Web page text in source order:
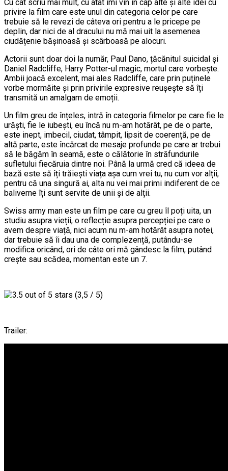
Cu cât scriu mai mult, cu atât îmi vin în cap alte și alte idei cu
privire la film care este unul din categoria celor pe care
trebuie să le revezi de câteva ori pentru a le pricepe pe
deplin, dar nici de al dracului nu mă mai uit la asemenea
ciudățenie bășinoasă și scârboasă pe alocuri.
Actorii sunt doar doi la număr, Paul Dano, țăcănitul suicidal și
Daniel Radcliffe, Harry Potter-ul magic, mortul care vorbește.
Ambii joacă excelent, mai ales Radcliffe, care prin puținele
vorbe mormăite și prin privirile expresive reușește să îți
transmită un amalgam de emoții.
Un film greu de înțeles, intră în categoria filmelor pe care fie le
urăști, fie le iubești, eu încă nu m-am hotărât, pe de o parte,
este inept, imbecil, ciudat, tâmpit, lipsit de coerență, pe de
altă parte, este încărcat de mesaje profunde pe care ar trebui
să le băgăm în seamă, este o călătorie în străfundurile
sufletului fiecăruia dintre noi. Până la urmă cred că ideea de
bază este să îți trăiești viața așa cum vrei tu, nu cum vor alții,
pentru că una singură ai, alta nu vei mai primi indiferent de ce
baliverne îți sunt servite de unii și de alții.
Swiss army man este un film pe care cu greu îl poți uita, un
studiu asupra vieții, o reflecție asupra percepției pe care o
avem despre viață, nici acum nu m-am hotărât asupra notei,
dar trebuie să îi dau una de complezență, putându-se
modifica oricând, ori de câte ori mă gândesc la film, putând
crește sau scădea, momentan este un 7.
(3,5 / 5)
Trailer: